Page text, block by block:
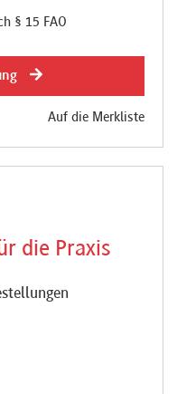
§ 15 FAO
Auf die Merkliste
die Praxis